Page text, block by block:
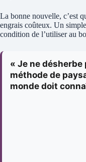
La bonne nouvelle, c’est
engrais coûteux. Un
condition de l’utiliser au
« Je ne
méthode de
monde doit